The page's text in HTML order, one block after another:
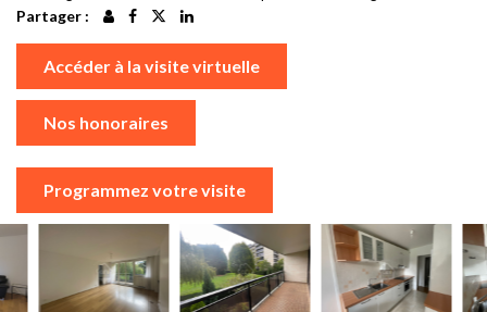
Partager :
Accéder à la visite virtuelle
Nos honoraires
Programmez votre visite